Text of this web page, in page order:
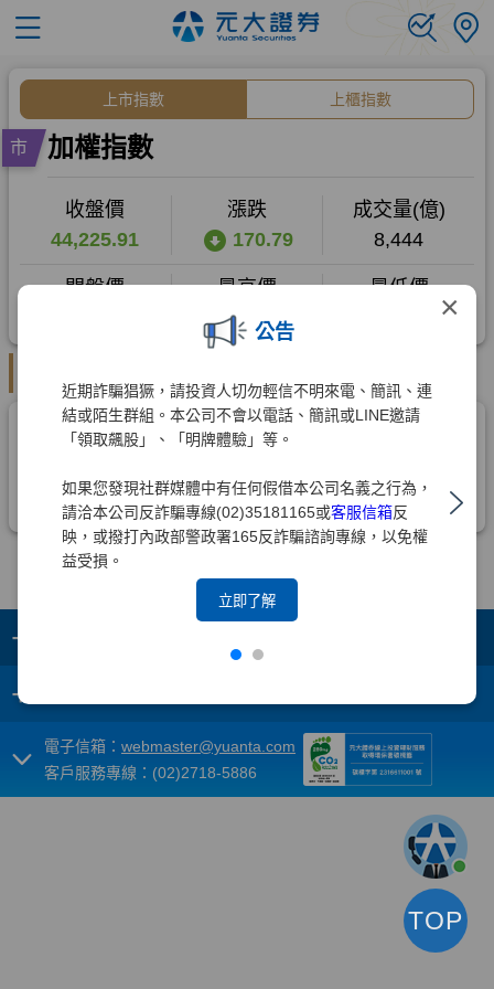
×
公告
近期詐騙猖獗，請投資人切勿輕信不明來電、簡訊、連
結或陌生群組。本公司不會以電話、簡訊或LINE邀請
「領取飆股」、「明牌體驗」等。
如果您發現社群媒體中有任何假借本公司名義之行為，
請洽本公司反詐騙專線(02)35181165或客服信箱反
映，或撥打內政部警政署165反詐騙諮詢專線，以免權
益受損。
立即了解
+
+
電子信箱： webmaster@yuanta.com
客戶服務專線：(02)2718-5886
TOP